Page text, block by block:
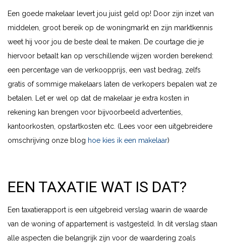
Een goede makelaar levert jou juist geld op! Door zijn inzet van
middelen, groot bereik op de woningmarkt en zijn marktkennis
weet hij voor jou de beste deal te maken. De courtage die je
hiervoor betaalt kan op verschillende wijzen worden berekend:
een percentage van de verkoopprijs, een vast bedrag, zelfs
gratis of sommige makelaars laten de verkopers bepalen wat ze
betalen. Let er wel op dat de makelaar je extra kosten in
rekening kan brengen voor bijvoorbeeld advertenties,
kantoorkosten, opstartkosten etc. (Lees voor een uitgebreidere
omschrijving onze blog hoe kies ik een makelaar)
EEN TAXATIE WAT IS DAT?
Een taxatierapport is een uitgebreid verslag waarin de waarde
van de woning of appartement is vastgesteld. In dit verslag staan
alle aspecten die belangrijk zijn voor de waardering zoals